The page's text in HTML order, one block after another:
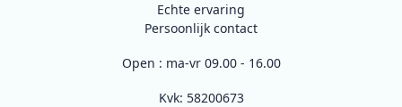
Echte ervaring
Persoonlijk contact
Open : ma-vr 09.00 - 16.00
Kvk: 58200673